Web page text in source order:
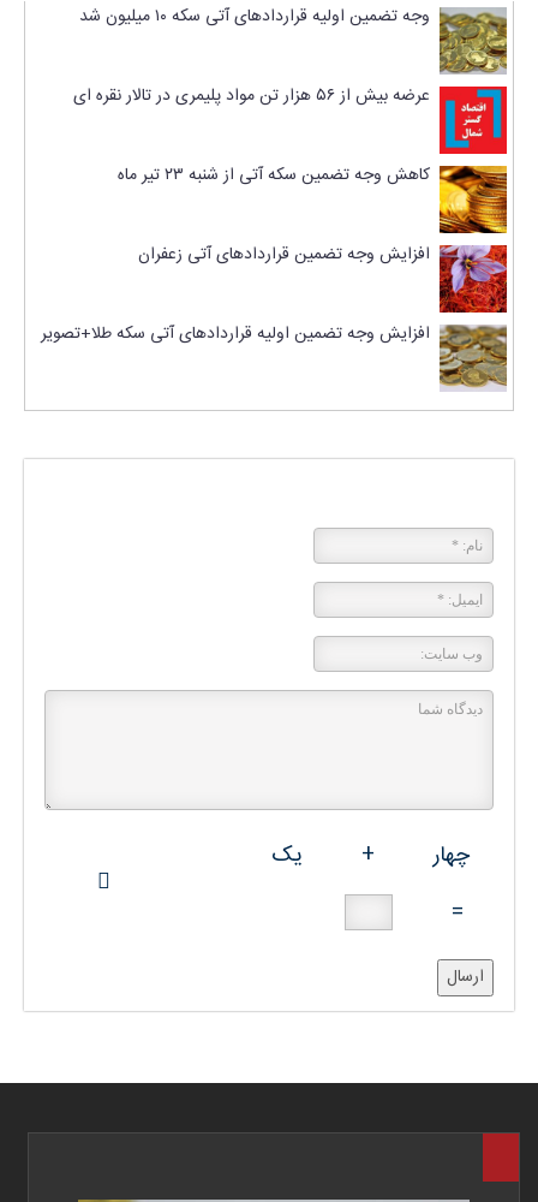
وجه تضمین اولیه قراردادهای آتی سکه ۱۰ میلیون شد
عرضه بیش از ۵۶ هزار تن مواد پلیمری در تالار نقره ای
کاهش وجه تضمین سکه آتی از شنبه ۲۳ تیر ماه
افزایش وجه تضمین قراردادهای آتی زعفران
افزایش وجه تضمین اولیه قراردادهای آتی سکه طلا+تصویر
چهار +
یک
=
ارسال